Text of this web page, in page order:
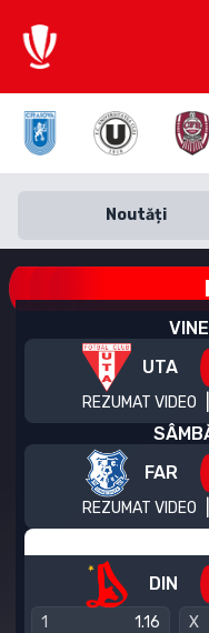
Noutăți
UTA
REZUMAT VIDEO
FAR
REZUMAT VIDEO
DIN
1 1.16 X